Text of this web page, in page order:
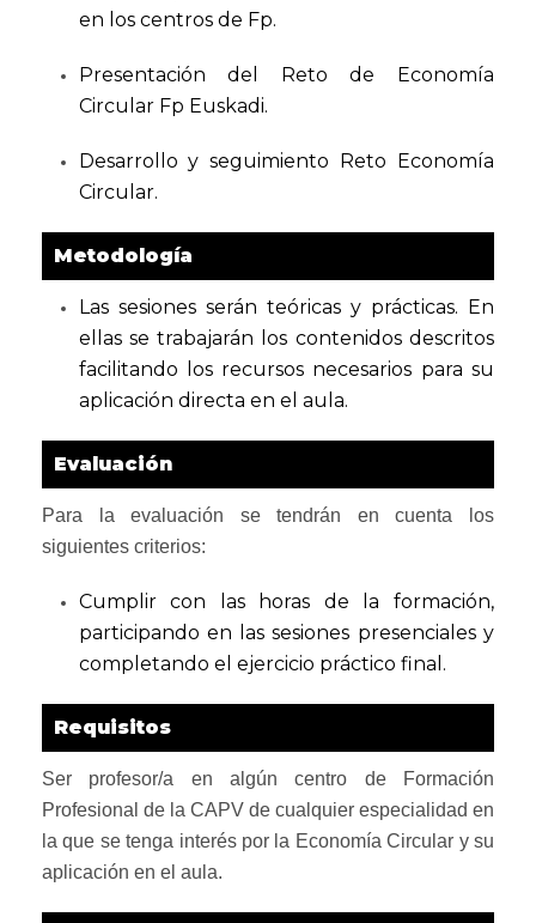
en los centros de Fp.
Presentación del Reto de Economía
Circular Fp Euskadi.
Desarrollo y seguimiento Reto Economía
Circular.
Metodología
Las sesiones serán teóricas y prácticas. En
ellas se trabajarán los contenidos descritos
facilitando los recursos necesarios para su
aplicación directa en el aula.
Evaluación
Para la evaluación se tendrán en cuenta los
siguientes criterios:
Cumplir con las horas de la formación,
participando en las sesiones presenciales y
completando el ejercicio práctico final.
Requisitos
Ser profesor/a en algún centro de Formación
Profesional de la CAPV de cualquier especialidad en
la que se tenga interés por la Economía Circular y su
aplicación en el aula.